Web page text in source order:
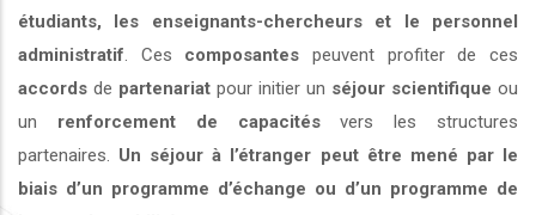
étudiants, les enseignants-chercheurs et le personnel
administratif . Ces composantes peuvent profiter de ces
accords de partenariat pour initier un séjour scientifique ou
un renforcement de capacitésvers les structures
partenaires. Un séjour à l’étranger peut être mené par le
biais d’un programme d’échange ou d’un programme de